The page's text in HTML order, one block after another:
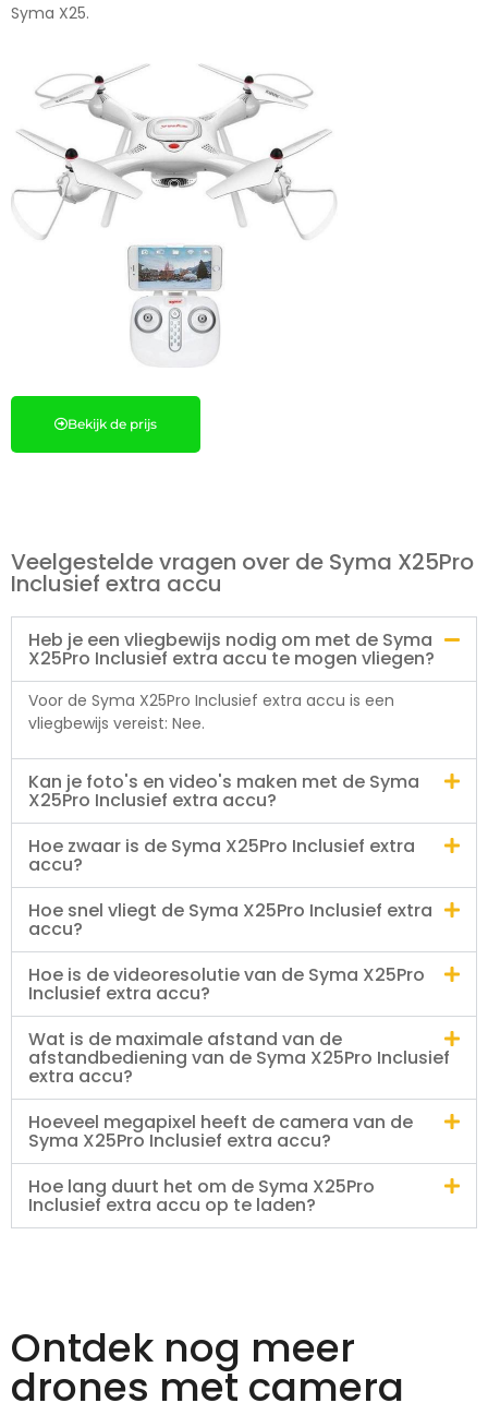
Syma X25.
Bekijk de prijs
Veelgestelde vragen over de Syma X25Pro
Inclusief extra accu
Heb je een vliegbewijs nodig om met de Syma
X25Pro Inclusief extra accu te mogen vliegen?
Voor de Syma X25Pro Inclusief extra accu is een
vliegbewijs vereist: Nee.
Kan je foto's en video's maken met de Syma
X25Pro Inclusief extra accu?
Hoe zwaar is de Syma X25Pro Inclusief extra
accu?
Hoe snel vliegt de Syma X25Pro Inclusief extra
accu?
Hoe is de videoresolutie van de Syma X25Pro
Inclusief extra accu?
Wat is de maximale afstand van de
afstandbediening van de Syma X25Pro Inclusief
extra accu?
Hoeveel megapixel heeft de camera van de
Syma X25Pro Inclusief extra accu?
Hoe lang duurt het om de Syma X25Pro
Inclusief extra accu op te laden?
Ontdek nog meer
drones met camera